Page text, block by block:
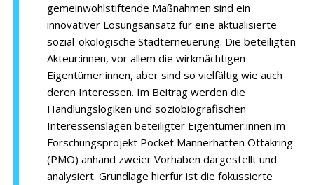
gemeinwohlstiftende Maßnahmen sind ein
innovativer Lösungsansatz für eine aktualisierte
sozial-ökologische Stadterneuerung. Die beteiligten
Akteur:innen, vor allem die wirkmächtigen
Eigentümer:innen, aber sind so vielfältig wie auch
deren Interessen. Im Beitrag werden die
Handlungslogiken und soziobiografischen
Interessenslagen beteiligter Eigentümer:innen im
Forschungsprojekt Pocket Mannerhatten Ottakring
(PMO) anhand zweier Vorhaben dargestellt und
analysiert. Grundlage hierfür ist die fokussierte